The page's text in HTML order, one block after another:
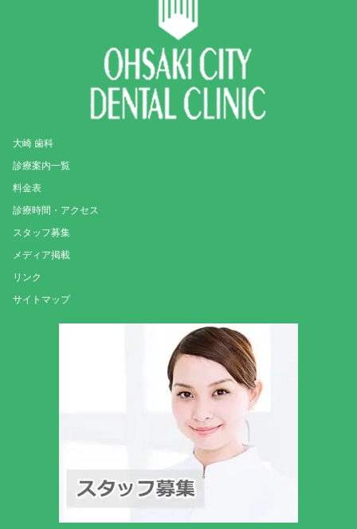
大崎 歯科
診療案内一覧
料金表
診療時間・アクセス
スタッフ募集
メディア掲載
リンク
サイトマップ